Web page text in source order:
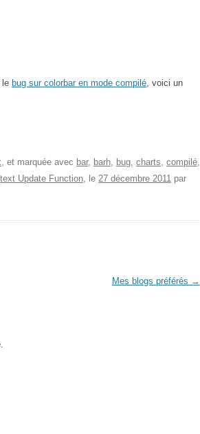
le bug sur colorbar en mode compilé, voici un
, et marquée avec bar, barh, bug, charts, compilé,
text Update Function, le 27 décembre 2011 par
Mes blogs préférés →